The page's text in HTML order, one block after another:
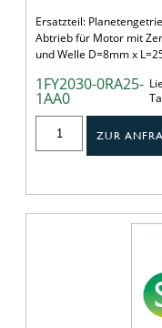
Ersatzteil:
Abtrieb für Motor mit
und Welle D=8mm x
1FY2030-0RA25-
1AA0
ZUR